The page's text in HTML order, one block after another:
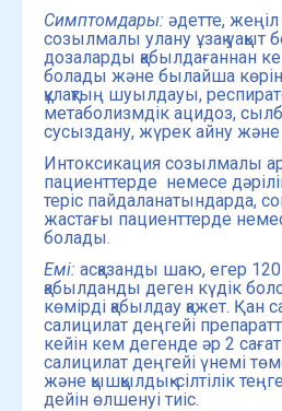
Симптомдары: әдетте,
созылмалы улану ұзақ
дозаларды қабылдағаннан
болады және былайша
құлақтың шуылдауы,
метаболизмдік ацидоз,
сусыздану, жүрек айну және
Интоксикация созылмалы
пациенттерде немесе
теріс пайдаланатындарда,
жастағы пациенттерде
болады.
Емі: асқазанды шаю, егер
қабылданды деген күдік
көмірді қабылдау қажет.
салицилат деңгейі
кейін кем дегенде әр 2
салицилат деңгейі үнемі
және қышқылдық-сілтілік
дейін өлшенуі тиіс.